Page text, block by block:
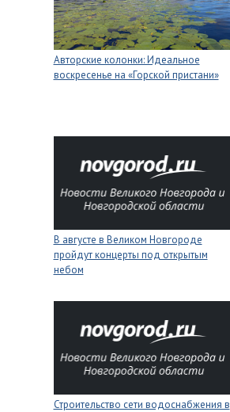
Авторские колонки: Идеальное
воскресенье на «Горской пристани»
В августе в Великом Новгороде
пройдут концерты под открытым
небом
Строительство сети водоснабжения в